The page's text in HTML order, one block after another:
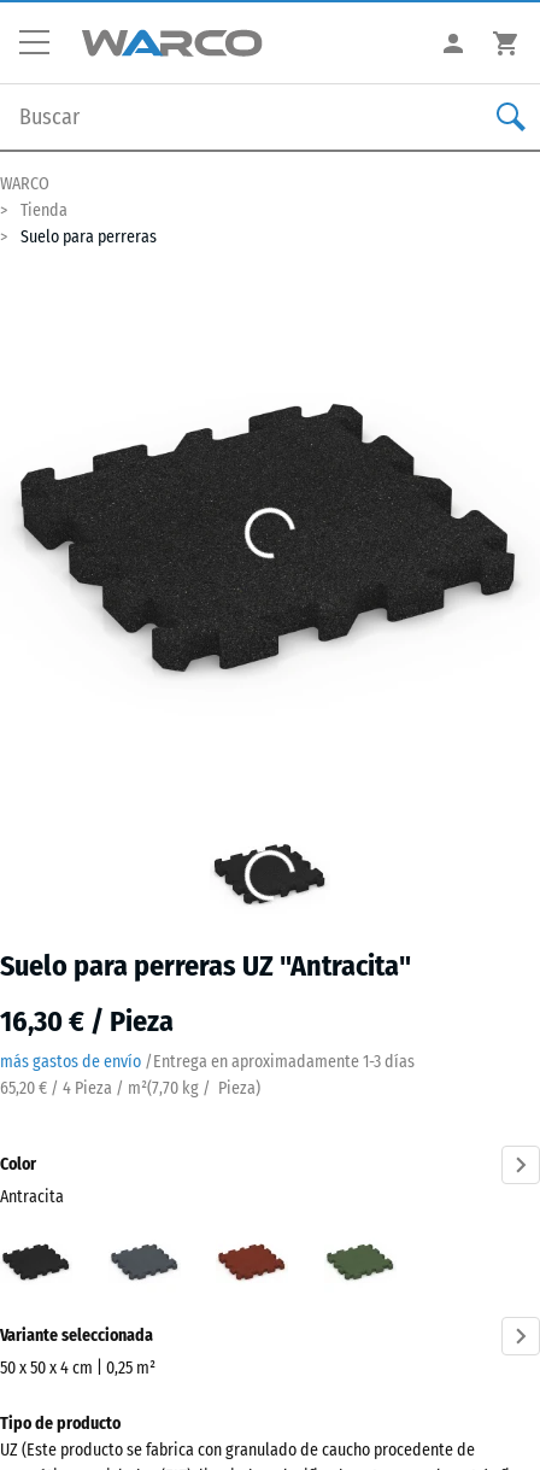
WARCO
Tienda
Suelo para perreras
Suelo para perreras UZ "Antracita"
16,30 € / Pieza
más gastos de envío /Entrega en aproximadamente1-3 días
65,20 € / 4 Pieza / m²(7,70 kg / Pieza)
Color
Antracita
(active)
pizarra
ladrillo
información
sobre
colores?
Variante seleccionada
50 x 50 x 4 cm | 0,25 m²
Dimensiones
para
Tipo de producto
UZ (Este producto se fabrica con granulado de caucho procedente de